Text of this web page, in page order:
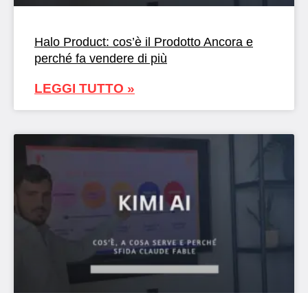
Halo Product: cos’è il Prodotto Ancora e
perché fa vendere di più
LEGGI TUTTO »